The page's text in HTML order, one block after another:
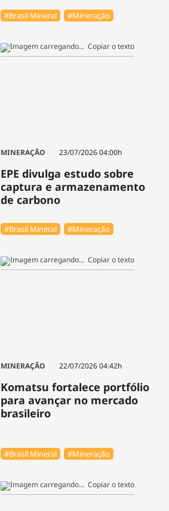
#Brasil Mineral #Mineração
Copiar o texto
MINERAÇÃO 23/07/2026 04:00h
EPE divulga estudo sobre
captura e armazenamento
de carbono
#Brasil Mineral #Mineração
Copiar o texto
MINERAÇÃO 22/07/2026 04:42h
Komatsu fortalece portfólio
para avançar no mercado
brasileiro
#Brasil Mineral #Mineração
Copiar o texto